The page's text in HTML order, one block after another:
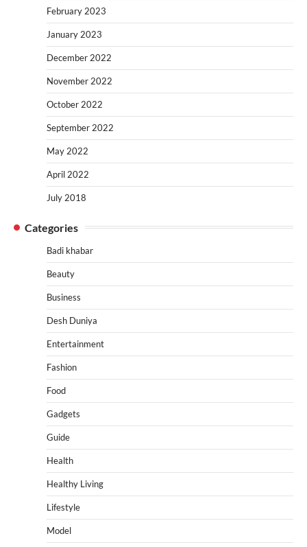
February 2023
January 2023
December 2022
November 2022
October 2022
September 2022
May 2022
April 2022
July 2018
Categories
Badi khabar
Beauty
Business
Desh Duniya
Entertainment
Fashion
Food
Gadgets
Guide
Health
Healthy Living
Lifestyle
Model